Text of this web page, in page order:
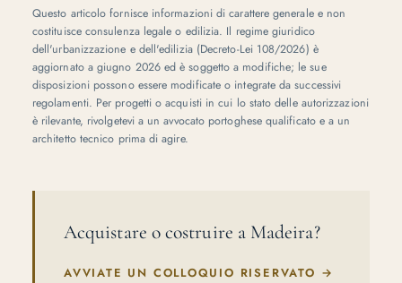
Questo articolo fornisce informazioni di carattere generale e non
costituisce consulenza legale o edilizia. Il regime giuridico
dell'urbanizzazione e dell'edilizia (Decreto-Lei 108/2026) è
aggiornato a giugno 2026 ed è soggetto a modifiche; le sue
disposizioni possono essere modificate o integrate da successivi
regolamenti. Per progetti o acquisti in cui lo stato delle autorizzazioni
è rilevante, rivolgetevi a un avvocato portoghese qualificato e a un
architetto tecnico prima di agire.
Acquistare o costruire a Madeira?
AVVIATE UN COLLOQUIO RISERVATO →